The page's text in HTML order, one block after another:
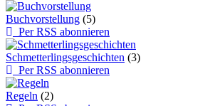
Buchvorstellung (5)
Per RSS abonnieren
Schmetterlingsgeschichten (3)
Per RSS abonnieren
Regeln (2)